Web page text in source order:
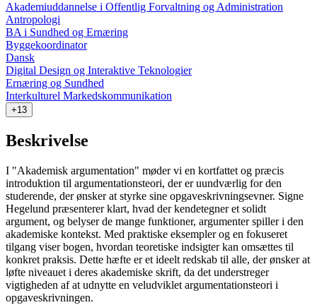
Akademiuddannelse i Offentlig Forvaltning og Administration
Antropologi
BA i Sundhed og Ernæring
Byggekoordinator
Dansk
Digital Design og Interaktive Teknologier
Ernæring og Sundhed
Interkulturel Markedskommunikation
+13
Beskrivelse
I "Akademisk argumentation" møder vi en kortfattet og præcis
introduktion til argumentationsteori, der er uundværlig for den
studerende, der ønsker at styrke sine opgaveskrivningsevner. Signe
Hegelund præsenterer klart, hvad der kendetegner et solidt
argument, og belyser de mange funktioner, argumenter spiller i den
akademiske kontekst. Med praktiske eksempler og en fokuseret
tilgang viser bogen, hvordan teoretiske indsigter kan omsættes til
konkret praksis. Dette hæfte er et ideelt redskab til alle, der ønsker at
løfte niveauet i deres akademiske skrift, da det understreger
vigtigheden af at udnytte en veludviklet argumentationsteori i
opgaveskrivningen.